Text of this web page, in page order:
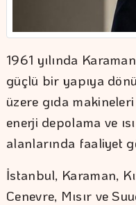
1961 yılında
güçlü bir yapıya
üzere gıda
enerji depolama ve
alanlarında faaliyet
İstanbul, Karaman,
Cenevre, Mısır ve